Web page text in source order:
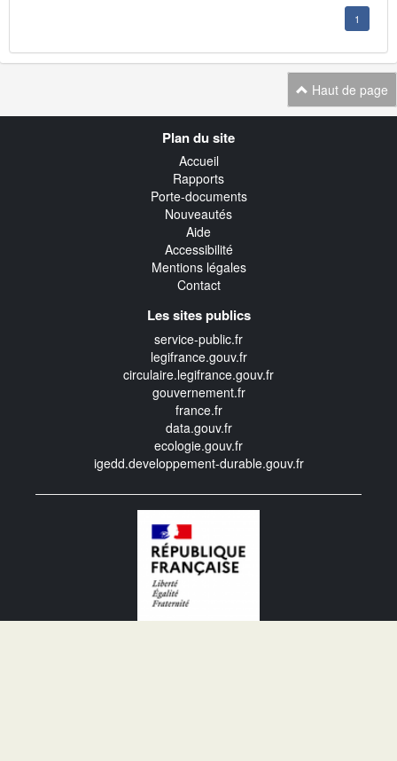
1
Haut de page
Plan du site
Accueil
Rapports
Porte-documents
Nouveautés
Aide
Accessibilité
Mentions légales
Contact
Les sites publics
service-public.fr
legifrance.gouv.fr
circulaire.legifrance.gouv.fr
gouvernement.fr
france.fr
data.gouv.fr
ecologie.gouv.fr
igedd.developpement-durable.gouv.fr